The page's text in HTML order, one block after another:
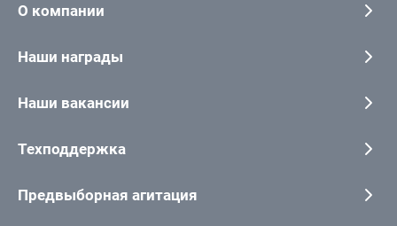
О компании
Наши награды
Наши вакансии
Техподдержка
Предвыборная агитация